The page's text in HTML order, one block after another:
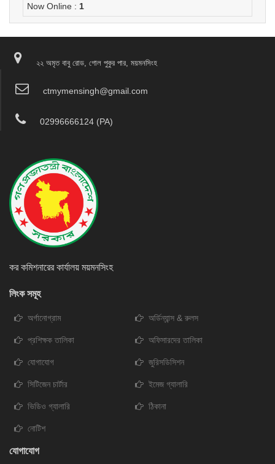
Now Online : 1
২২ অমৃত বাবু রোড, গোল পুকুর পার, ময়মনসিংহ
ctmymensingh@gmail.com
02996666124 (PA)
কর কমিশনারের কার্যালয় ময়মনসিংহ
লিংক সমূহ
অর্গানোগ্রাম অর্ডিন্যান্স & রুলস
প্রশিক্ষক তালিকা অফিসারদের তালিকা
যোগাযোগ জুরিসডিসিশন
সিটিজেন চার্টার ইমেজ গ্যালারি
ভিডিও গ্যালারি ঠিকানা
নোটিশ
যোগাযোগ